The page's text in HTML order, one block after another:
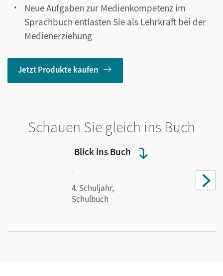
Neue Aufgaben zur Medienkompetenz im
Sprachbuch entlasten Sie als Lehrkraft bei der
Medienerziehung
Jetzt Produkte kaufen
Schauen Sie gleich ins Buch
Blick ins Buch
4. Schuljahr,
Schulbuch